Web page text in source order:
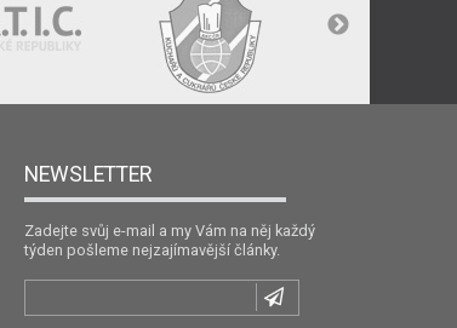
NEWSLETTER
Zadejte svůj e-mail a my Vám na něj každý
týden pošleme nejzajímavější články.